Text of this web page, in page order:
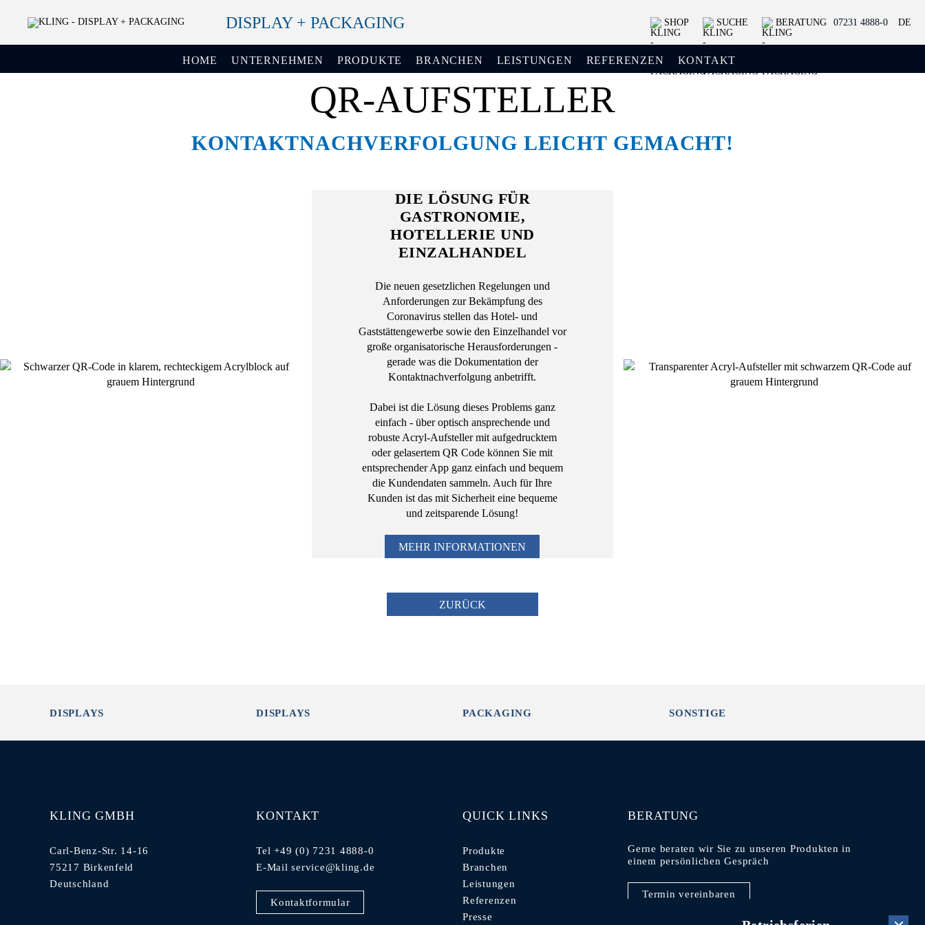
DISPLAY + PACKAGING SHOP SUCHE BERATUNG 07231 4888-0 DE
HOME UNTERNEHMEN PRODUKTE BRANCHEN LEISTUNGEN REFERENZEN KONTAKT
QR-AUFSTELLER
KONTAKTNACHVERFOLGUNG LEICHT GEMACHT!
DIE LÖSUNG FÜR
GASTRONOMIE,
HOTELLERIE UND
EINZALHANDEL
Die neuen gesetzlichen Regelungen und
Anforderungen zur Bekämpfung des
Coronavirus stellen das Hotel- und
Gaststättengewerbe sowie den Einzelhandel vor
große organisatorische Herausforderungen -
gerade was die Dokumentation der
Kontaktnachverfolgung anbetrifft.
Dabei ist die Lösung dieses Problems ganz
einfach - über optisch ansprechende und
robuste Acryl-Aufsteller mit aufgedrucktem
oder gelasertem QR Code können Sie mit
entsprechender App ganz einfach und bequem
die Kundendaten sammeln. Auch für Ihre
Kunden ist das mit Sicherheit eine bequeme
und zeitsparende Lösung!
MEHR INFORMATIONEN
ZURÜCK
DISPLAYS DISPLAYS PACKAGING SONSTIGE
KLING GMBH
Carl-Benz-Str. 14-16
75217 Birkenfeld
Deutschland
KONTAKT
Tel +49 (0) 7231 4888-0
E-Mailservice@kling.de
Kontaktformular
QUICK LINKS
Produkte
Branchen
Leistungen
Referenzen
Presse
BERATUNG
Gerne beraten wir Sie zu unseren Produkten in
einem persönlichen Gespräch
Termin vereinbaren